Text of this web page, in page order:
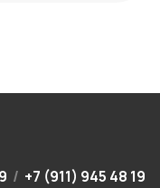
/ +7 (911) 945 48 19